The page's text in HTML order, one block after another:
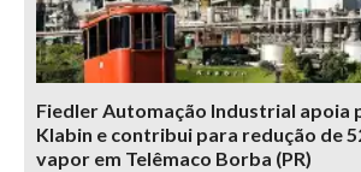
Fiedler Automação Industrial apoia
Klabin e contribui para redução de
vapor em Telêmaco Borba (PR)